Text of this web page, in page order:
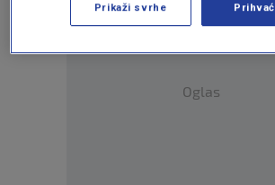
Oglas
Prikaži svrhe